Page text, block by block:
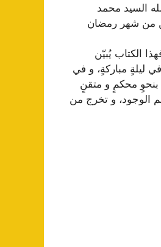
السيد محمد
من شهر رمضان
الكتاب يُبيّن
ليلةٍ مباركةٍ، و في
بنحوٍ محكمٍ و متقنٍ
الوجود، و تخرج من